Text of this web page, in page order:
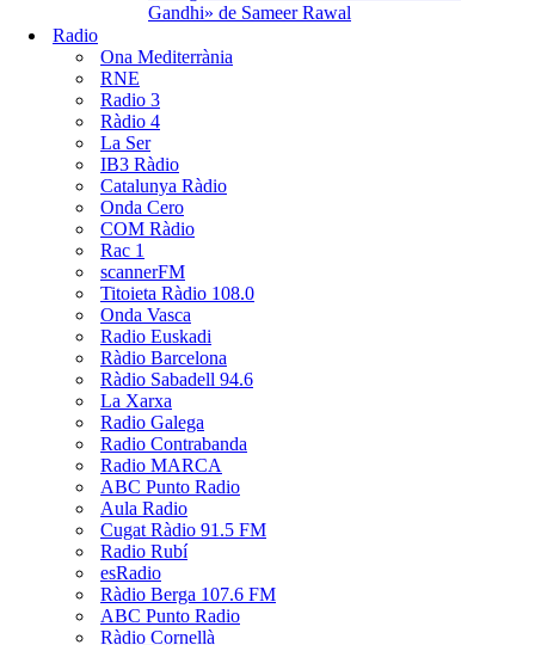
Gandhi» de Sameer Rawal
Radio
Ona Mediterrània
RNE
Radio 3
Ràdio 4
La Ser
IB3 Ràdio
Catalunya Ràdio
Onda Cero
COM Ràdio
Rac 1
scannerFM
Titoieta Ràdio 108.0
Onda Vasca
Radio Euskadi
Ràdio Barcelona
Ràdio Sabadell 94.6
La Xarxa
Radio Galega
Radio Contrabanda
Radio MARCA
ABC Punto Radio
Aula Radio
Cugat Ràdio 91.5 FM
Radio Rubí
esRadio
Ràdio Berga 107.6 FM
ABC Punto Radio
Ràdio Cornellà